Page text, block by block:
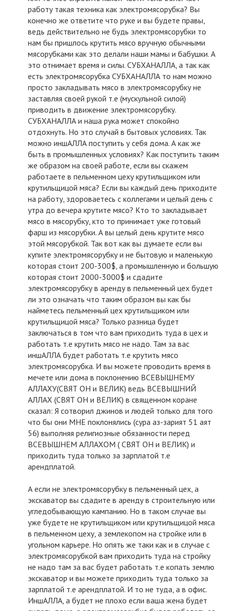
работу такая техника как электромясорубка? Вы
конечно же ответите что руке и вы будете правы,
ведь действительно не будь электромясорубки то
нам бы пришлось крутить мясо вручную обычными
мясорубками как это делали наши мамы и бабушки. А
это отнимает время и силы. СУБХАНАЛЛА, а так как
есть электромясорубка СУБХАНАЛЛА то нам можно
просто закладывать мясо в электромясорубку не
заставляя своей рукой т.е (мускульной силой)
приводить в движение электромясорубку.
СУБХАНАЛЛА и наша рука может спокойно
отдохнуть. Но это случай в бытовых условиях. Так
можно иншАЛЛА поступить у себя дома. А как же
быть в промышленных условиях? Как поступить таким
же образом на своей работе, если вы скажем
работаете в пельменном цеху крутильщиком или
крутильщицой мяса? Если вы каждый день приходите
на работу, здороваетесь с коллегами и целый день с
утра до вечера крутите мясо? Кто то закладывает
мясо в мясорубку, кто то принимает уже готовый
фарш из мясорубки. А вы целый день крутите мясо
этой мясорубкой. Так вот как вы думаете если вы
купите электромясорубку и не бытовую и маленькую
которая стоит 200-300$, а промышленную и большую
которая стоит 2000-3000$ и сдадите
электромясорубку в аренду в пельменный цех будет
ли это означать что таким образом вы как бы
найметесь пельменный цех крутильщиком или
крутильщицой мяса? Только разница будет
заключаться в том что вам приходить туда в цех и
работать т.е крутить мясо не надо. Там за вас
иншАЛЛА будет работать т.е крутить мясо
электромясорубка. И вы можете проводить время в
мечете или дома в поклонению ВСЕВЫШНЕМУ
АЛЛАХУ(СВЯТ ОН и ВЕЛИК) ведь ВСЕВЫШНИЙ
АЛЛАХ (СВЯТ ОН и ВЕЛИК) в священном коране
сказал: Я сотворил джинов и людей только для того
что бы они МНЕ поклонялись (сура аз-зарият 51 аят
56) выполняя религиозные обязанности перед
ВСЕВЫШНЕМ АЛЛАХОМ ( СВЯТ ОН и ВЕЛИК) и
приходить туда только за зарплатой т.е
арендплатой.
А если не электромясорубку в пельменный цех, а
экскаватор вы сдадите в аренду в строительную или
угледобывающую кампанию. Но в таком случае вы
уже будете не крутильщиком или крутильщицой мяса
в пельменном цеху, а землекопом на стройке или в
угольном карьере. Но опять же таки как и в случае с
электромясорубкой вам приходить туда на стройку
не надо там за вас будет работать т.е копать землю
экскаватор и вы можете приходить туда только за
зарплатой т.е арендплатой. И то не туда, а в офис.
ИншАЛЛА, а будет не плохо если ваша жена будет